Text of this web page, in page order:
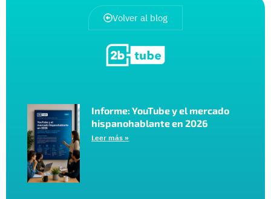
Volver al blog
Informe: YouTube y el mercado
hispanohablante en 2026
Leer más »